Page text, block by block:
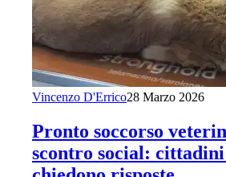
Vincenzo D'Errico28 Marzo 2026
Pronto soccorso
scontro social: